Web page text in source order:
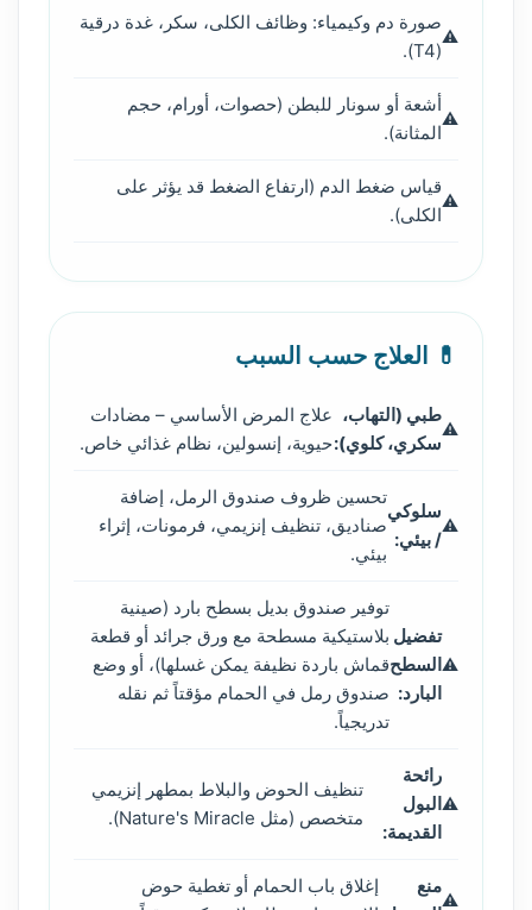
صورة دم وكيمياء: وظائف الكلى، سكر، غدة درقية
(T4).
أشعة أو سونار للبطن (حصوات، أورام، حجم
المثانة).
قياس ضغط الدم (ارتفاع الضغط قد يؤثر على
الكلى).
💊 العلاج حسب السبب
طبي (التهاب،
سكري، كلوي):
علاج المرض الأساسي – مضادات
حيوية، إنسولين، نظام غذائي خاص.
سلوكي
/ بيئي:
تحسين ظروف صندوق الرمل، إضافة
صناديق، تنظيف إنزيمي، فرمونات، إثراء
بيئي.
تفضيل
السطح
البارد:
توفير صندوق بديل بسطح بارد (صينية
بلاستيكية مسطحة مع ورق جرائد أو قطعة
قماش باردة نظيفة يمكن غسلها)، أو وضع
صندوق رمل في الحمام مؤقتاً ثم نقله
تدريجياً.
رائحة
البول
القديمة:
تنظيف الحوض والبلاط بمطهر إنزيمي
متخصص (مثل Nature's Miracle).
منع
إغلاق باب الحمام أو تغطية حوض